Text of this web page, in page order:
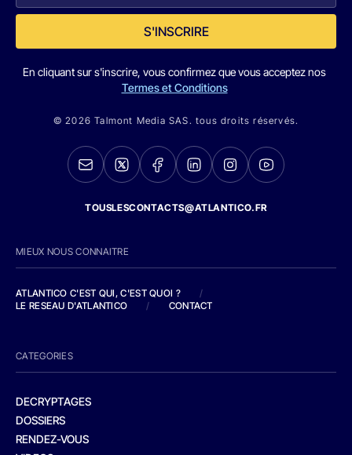
S'INSCRIRE
En cliquant sur s'inscrire, vous confirmez que vous acceptez nos
Termes et Conditions
© 2026 Talmont Media SAS. tous droits réservés.
TOUSLESCONTACTS@ATLANTICO.FR
MIEUX NOUS CONNAITRE
ATLANTICO C'EST QUI, C'EST QUOI ?
/
LE RESEAU D'ATLANTICO
/ CONTACT
CATEGORIES
DECRYPTAGES
DOSSIERS
RENDEZ-VOUS